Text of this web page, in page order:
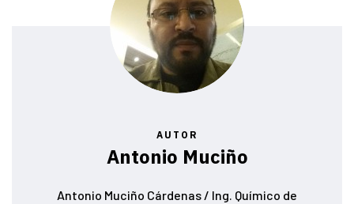
AUTOR
Antonio Muciño
Antonio Muciño Cárdenas / Ing. Químico de